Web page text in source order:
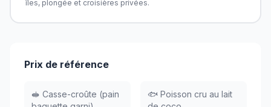
îles, plongée et croisières privées.
Prix de référence
🥪 Casse-croûte (pain
🐟 Poisson cru au lait